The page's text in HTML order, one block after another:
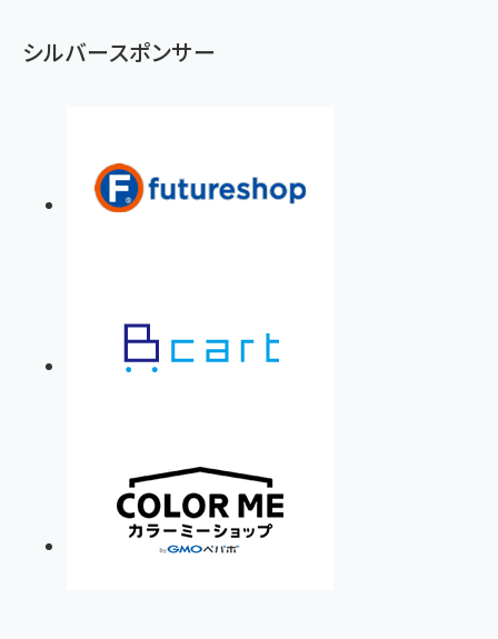
シルバースポンサー